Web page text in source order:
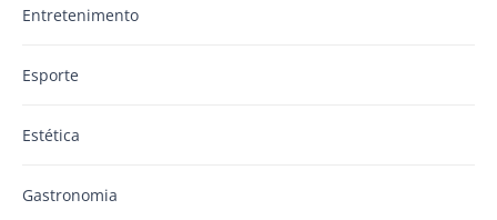
Entretenimento
Esporte
Estética
Gastronomia